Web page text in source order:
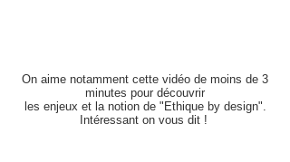
On aime notamment cette vidéo de moins de 3
minutes pour découvrir
les enjeux et la notion de "Ethique by design".
Intéressant on vous dit !